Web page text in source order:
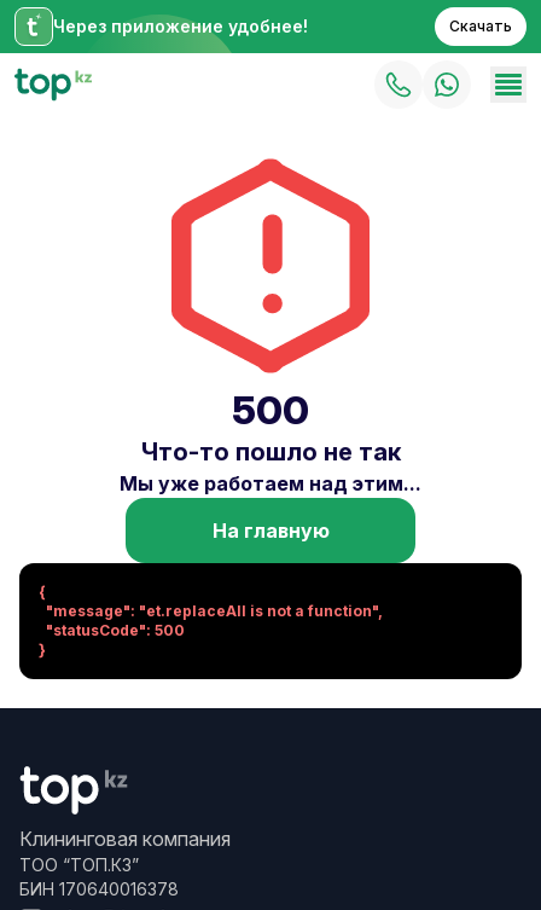
Через приложение удобнее! Скачать
500
Что-то пошло не так
Мы уже работаем над этим...
На главную
{
}
Клининговая компания
ТОО “ТОП.КЗ”
БИН 170640016378